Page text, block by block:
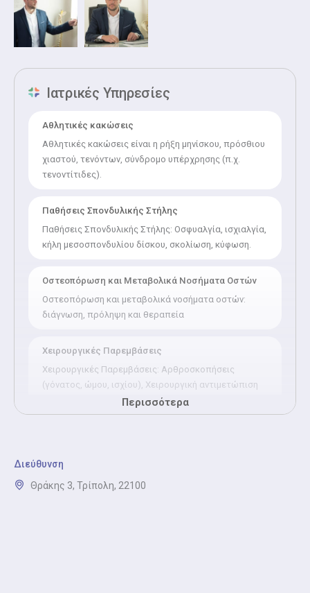
Διεύθυνση
Θράκης 3, Τρίπολη, 22100
σημαντικό αριθμό ομιλιών και προφορικών ανακοινώσεων
σε ορθοπεδικά συνέδρια. Άρθρα του έχουν δημοσιευτεί
στην ελληνική βιβλιογραφία.
Ορθοπεδικής και Τραυματιολογίας και του Ιατρικού
Επιτελείου της ΠΑΕ Αστέρας Τρίπολης.
Ιατρικές Υπηρεσίες
Αθλητικές κακώσεις
Αθλητικές κακώσεις είναι η ρήξη μηνίσκου, πρόσθιου
χιαστού, τενόντων, σύνδρομο υπέρχρησης (π.χ.
τενοντίτιδες).
Παθήσεις Σπονδυλικής Στήλης
Παθήσεις Σπονδυλικής Στήλης: Οσφυαλγία, ισχιαλγία,
κήλη μεσοσπονδυλίου δίσκου, σκολίωση, κύφωση.
Οστεοπόρωση και Μεταβολικά Νοσήματα Οστών
Οστεοπόρωση και μεταβολικά νοσήματα οστών:
διάγνωση, πρόληψη και θεραπεία
Χειρουργικές Παρεμβάσεις
Χειρουργικές Παρεμβάσεις: Αρθροσκοπήσεις
(γόνατος, ώμου, ισχίου), Χειρουργική αντιμετώπιση
άκρων, διαστρέμματα, θλάσεις, κατάγματα και
εξαρθρήματα.
Περισσότερα